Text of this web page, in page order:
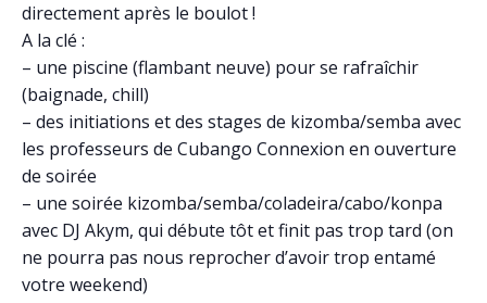
directement après le boulot !
A la clé :
– une piscine (flambant neuve) pour se rafraîchir
(baignade, chill)
– des initiations et des stages de kizomba/semba avec
les professeurs de Cubango Connexion en ouverture
de soirée
– une soirée kizomba/semba/coladeira/cabo/konpa
avec DJ Akym, qui débute tôt et finit pas trop tard (on
ne pourra pas nous reprocher d’avoir trop entamé
votre weekend)